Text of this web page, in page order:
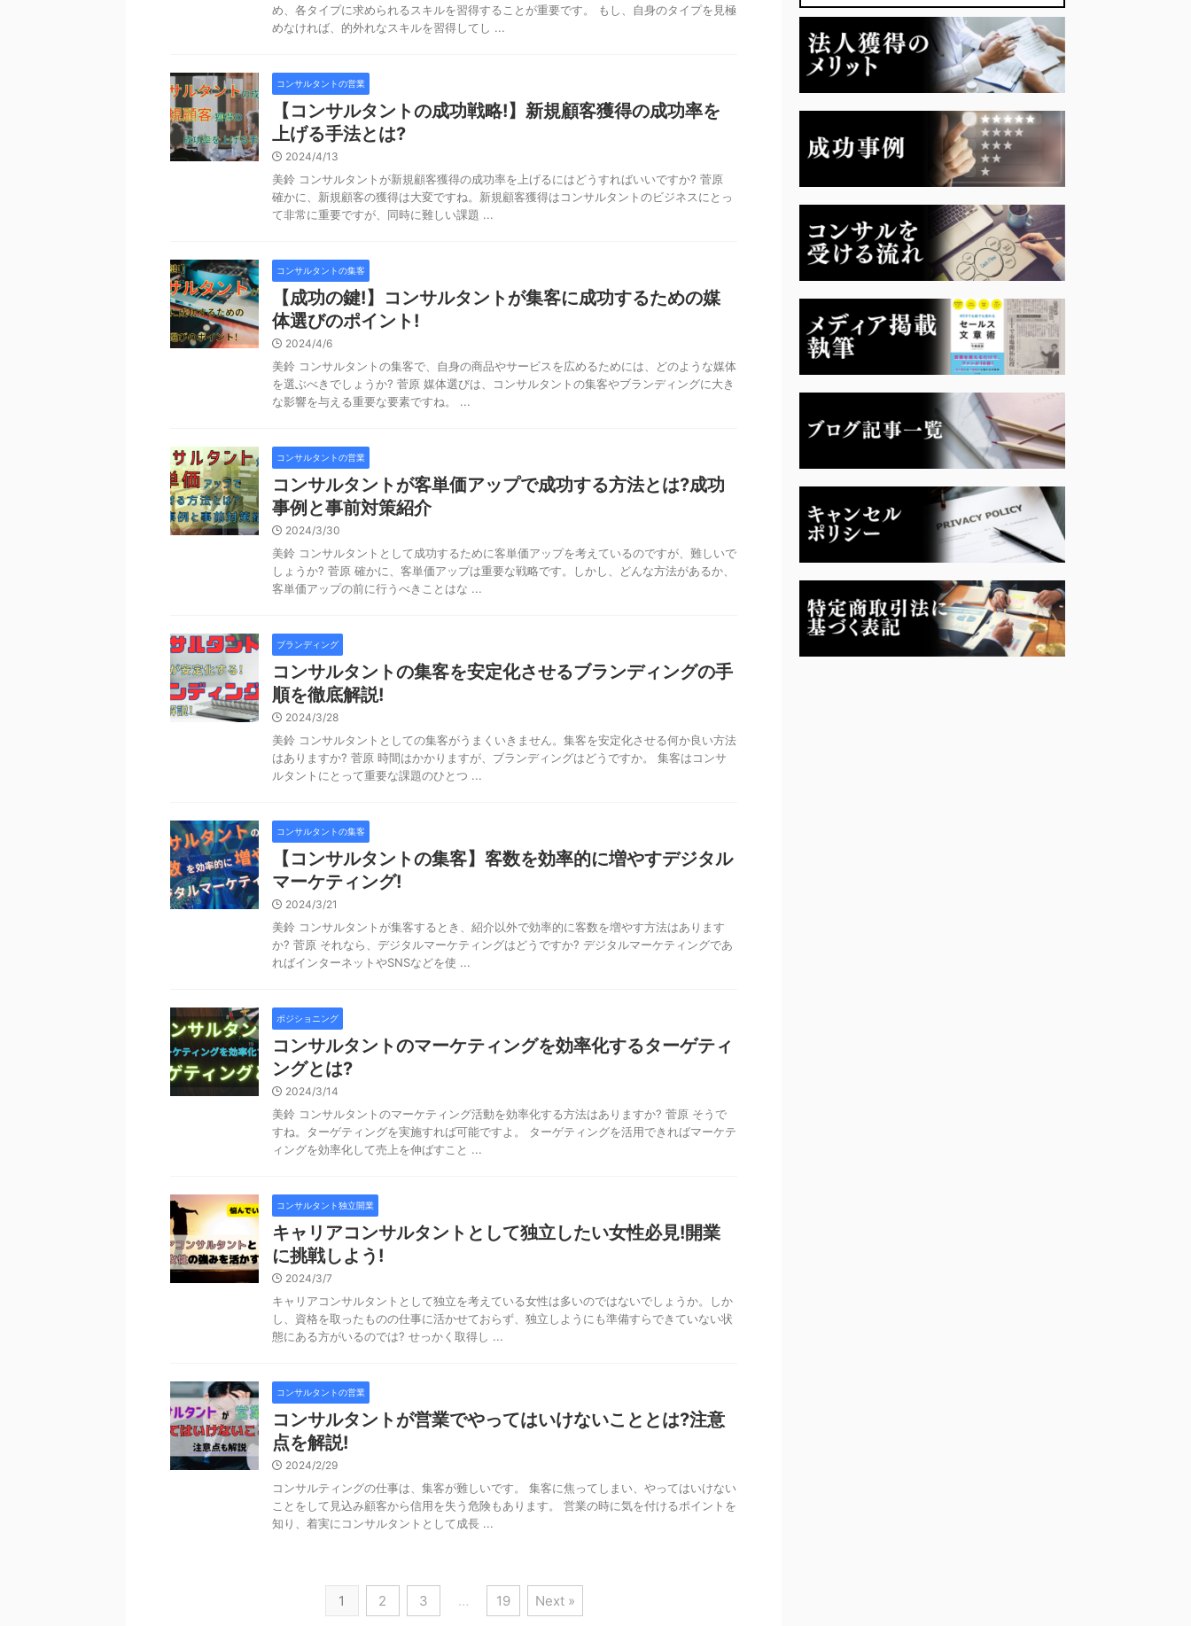
め、各タイプに求められるスキルを習得することが重要です。 もし、自身のタイプを見極
めなければ、的外れなスキルを習得してし ...
コンサルタントの営業
【コンサルタントの成功戦略!】新規顧客獲得の成功率を
上げる手法とは?
2024/4/13
美鈴 コンサルタントが新規顧客獲得の成功率を上げるにはどうすればいいですか? 菅原
確かに、新規顧客の獲得は大変ですね。新規顧客獲得はコンサルタントのビジネスにとっ
て非常に重要ですが、同時に難しい課題 ...
コンサルタントの集客
【成功の鍵!】コンサルタントが集客に成功するための媒
体選びのポイント!
2024/4/6
美鈴 コンサルタントの集客で、自身の商品やサービスを広めるためには、どのような媒体
を選ぶべきでしょうか? 菅原 媒体選びは、コンサルタントの集客やブランディングに大き
な影響を与える重要な要素ですね。 ...
コンサルタントの営業
コンサルタントが客単価アップで成功する方法とは?成功
事例と事前対策紹介
2024/3/30
美鈴 コンサルタントとして成功するために客単価アップを考えているのですが、難しいで
しょうか? 菅原 確かに、客単価アップは重要な戦略です。しかし、どんな方法があるか、
客単価アップの前に行うべきことはな ...
ブランディング
コンサルタントの集客を安定化させるブランディングの手
順を徹底解説!
2024/3/28
美鈴 コンサルタントとしての集客がうまくいきません。集客を安定化させる何か良い方法
はありますか? 菅原 時間はかかりますが、ブランディングはどうですか。 集客はコンサ
ルタントにとって重要な課題のひとつ ...
コンサルタントの集客
【コンサルタントの集客】客数を効率的に増やすデジタル
マーケティング!
2024/3/21
美鈴 コンサルタントが集客するとき、紹介以外で効率的に客数を増やす方法はあります
か? 菅原 それなら、デジタルマーケティングはどうですか? デジタルマーケティングであ
ればインターネットやSNSなどを使 ...
ポジショニング
コンサルタントのマーケティングを効率化するターゲティ
ングとは?
2024/3/14
美鈴 コンサルタントのマーケティング活動を効率化する方法はありますか? 菅原 そうで
すね。ターゲティングを実施すれば可能ですよ。 ターゲティングを活用できればマーケテ
ィングを効率化して売上を伸ばすこと ...
コンサルタント独立開業
キャリアコンサルタントとして独立したい女性必見!開業
に挑戦しよう!
2024/3/7
キャリアコンサルタントとして独立を考えている女性は多いのではないでしょうか。しか
し、資格を取ったものの仕事に活かせておらず、独立しようにも準備すらできていない状
態にある方がいるのでは? せっかく取得し ...
コンサルタントの営業
コンサルタントが営業でやってはいけないこととは?注意
点を解説!
2024/2/29
コンサルティングの仕事は、集客が難しいです。 集客に焦ってしまい、やってはいけない
ことをして見込み顧客から信用を失う危険もあります。 営業の時に気を付けるポイントを
知り、着実にコンサルタントとして成長 ...
1 2 3 … 19 Next »